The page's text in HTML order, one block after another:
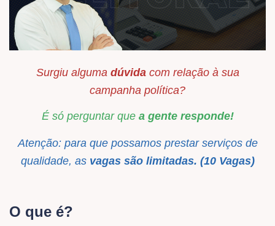
Surgiu alguma dúvida com relação à sua
campanha política?
É só perguntar que a gente responde!
Atenção: para que possamos prestar serviços de
qualidade, as vagas são limitadas. (10 Vagas)
O que é?